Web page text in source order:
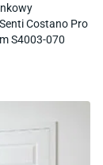
Costano Pro
S4003-070